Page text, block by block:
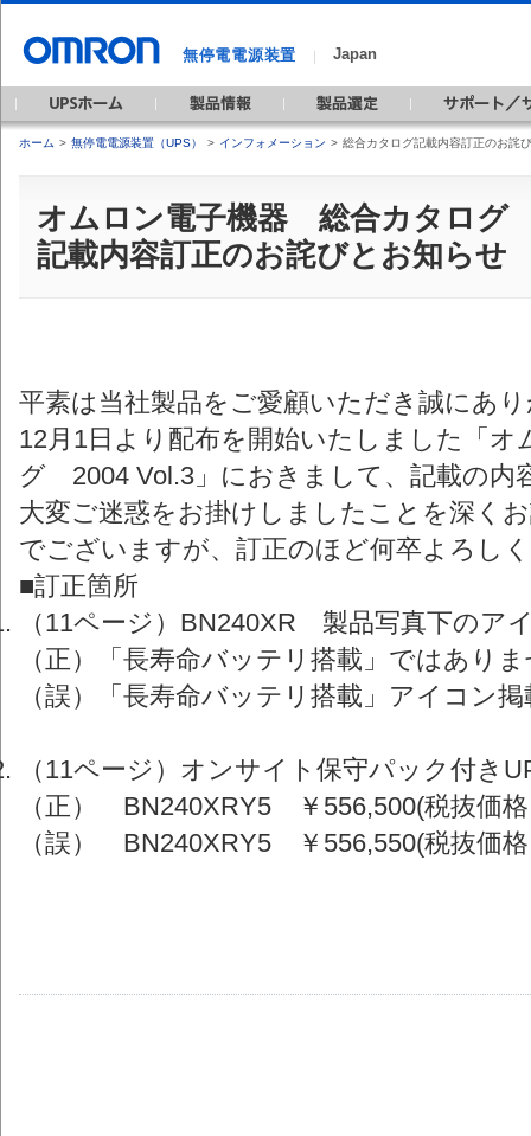
無停電電源装置 ｜ Japan
ホーム > 無停電電源装置（UPS） > インフォメーション > 総合カタログ記載内容訂正のお詫
オムロン電子機器 総合カタログ
記載内容訂正のお詫びとお知らせ
平素は当社製品をご愛顧いただき誠にあ
12月1日より配布を開始いたしました「
グ 2004 Vol.3」におきまして、記載の内
大変ご迷惑をお掛けしましたことを深く
でございますが、訂正のほど何卒よろし
■訂正箇所
（11ページ）BN240XR 製品写真下のア
（正）「長寿命バッテリ搭載」ではあり
（誤）「長寿命バッテリ搭載」アイコン掲
（11ページ）オンサイト保守パック付き
（正） BN240XRY5 ￥556,500(税抜価格
（誤） BN240XRY5 ￥556,550(税抜価格